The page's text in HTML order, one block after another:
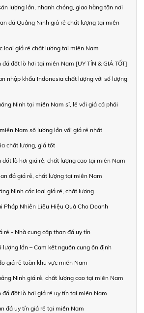
lượng lớn, nhanh chóng, giao hàng tận nơi
đá Quảng Ninh giá rẻ chất lượng tại miền
loại giá rẻ chất lượng tại miền Nam
đốt lò hơi tại miền Nam [UY TÍN & GIÁ TỐT]
nhập khẩu Indonesia chất lượng với số lượng
Ninh tại miền Nam sỉ, lẻ với giá cả phải
Nam số lượng lớn với giá rẻ nhất
chất lượng, giá tốt
lò hơi giá rẻ, chất lượng cao tại miền Nam
đá giá rẻ, chất lượng tại miền Nam
Ninh các loại giá rẻ, chất lượng
Pháp Nhiên Liệu Hiệu Quả Cho Doanh
rẻ - Nhà cung cấp than đá uy tín
lượng lớn – Cam kết nguồn cung ổn định
giá rẻ toàn khu vực miền Nam
Ninh giá rẻ, chất lượng cao tại miền Nam
đốt lò hơi giá rẻ uy tín tại miền Nam
đá uy tín giá rẻ tại miền Nam